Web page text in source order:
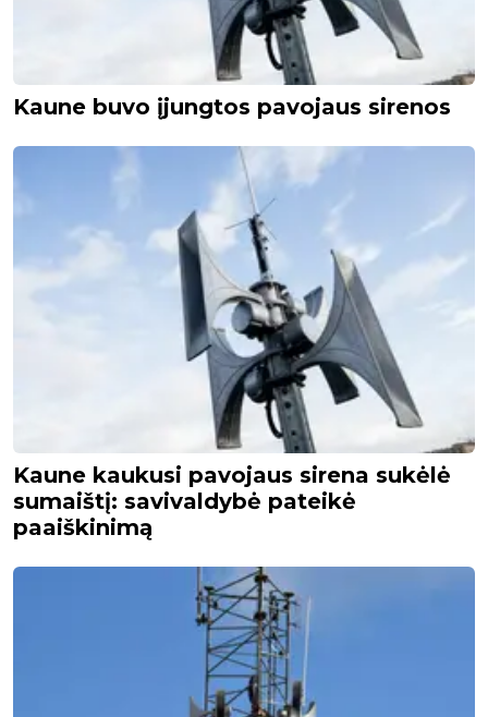
Kaune buvo įjungtos pavojaus sirenos
Kaune kaukusi pavojaus sirena sukėlė
sumaištį: savivaldybė pateikė
paaiškinimą